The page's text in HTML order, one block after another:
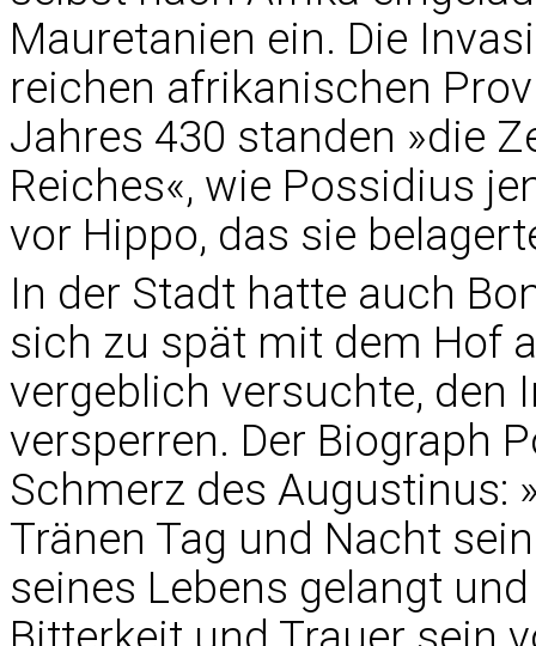
Mauretanien ein. Die
reichen afrikanischen
Jahres 430 standen »die
Reiches«, wie Possidius
vor Hippo, das sie
In der Stadt hatte auch
sich zu spät mit dem Hof
vergeblich versuchte, den
versperren. Der Biograph
Schmerz des Augustinus:
Tränen Tag und Nacht
seines Lebens gelangt